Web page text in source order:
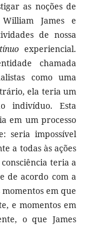
as noções de
James e
de nossa
experiencial.
chamada
como uma
ela teria um
indivíduo. Esta
em um processo
seria impossível
a todas às ações
teria a
de acordo com a
em que
e momentos em
o que James